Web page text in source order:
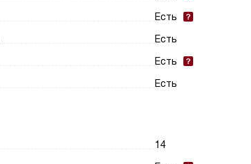
Есть
Есть
Есть
Есть
14